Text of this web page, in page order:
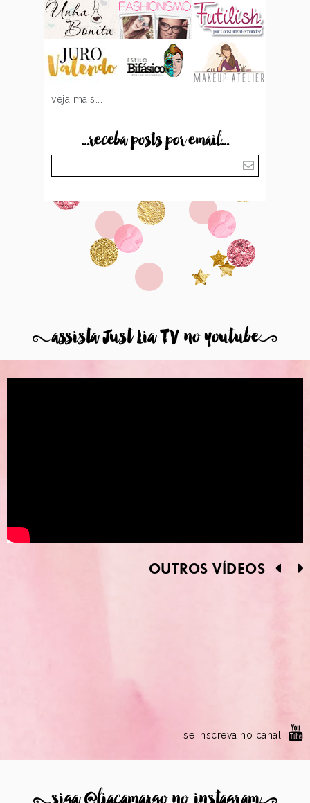
veja mais...
...receba posts por email...
8assista Just Lia TV no youtube9
OUTROS VÍDEOS
se inscreva no canal